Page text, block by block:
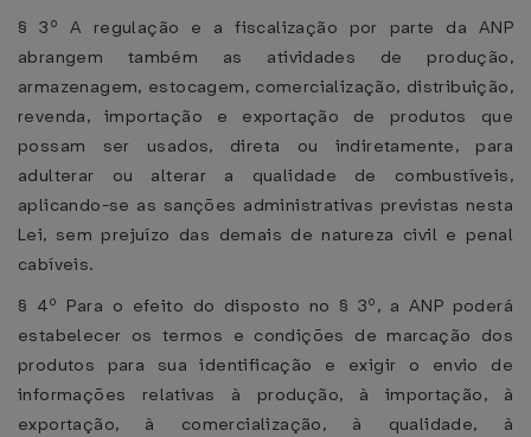
§ 3º A regulação e a fiscalização por parte da ANP
abrangem também as atividades de produção,
armazenagem, estocagem, comercialização, distribuição,
revenda, importação e exportação de produtos que
possam ser usados, direta ou indiretamente, para
adulterar ou alterar a qualidade de combustíveis,
aplicando-se as sanções administrativas previstas nesta
Lei, sem prejuízo das demais de natureza civil e penal
cabíveis.
§ 4º Para o efeito do disposto no § 3º, a ANP poderá
estabelecer os termos e condições de marcação dos
produtos para sua identificação e exigir o envio de
informações relativas à produção, à importação, à
exportação, à comercialização, à qualidade, à